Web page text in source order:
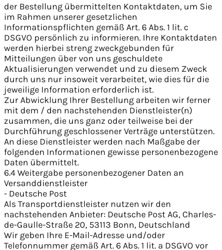
der Bestellung übermittelten Kontaktdaten, um Sie
im Rahmen unserer gesetzlichen
Informationspflichten gemäß Art. 6 Abs. 1 lit. c
DSGVO persönlich zu informieren. Ihre Kontaktdaten
werden hierbei streng zweckgebunden für
Mitteilungen über von uns geschuldete
Aktualisierungen verwendet und zu diesem Zweck
durch uns nur insoweit verarbeitet, wie dies für die
jeweilige Information erforderlich ist.
Zur Abwicklung Ihrer Bestellung arbeiten wir ferner
mit dem / den nachstehenden Dienstleister(n)
zusammen, die uns ganz oder teilweise bei der
Durchführung geschlossener Verträge unterstützen.
An diese Dienstleister werden nach Maßgabe der
folgenden Informationen gewisse personenbezogene
Daten übermittelt.
6.4 Weitergabe personenbezogener Daten an
Versanddienstleister
- Deutsche Post
Als Transportdienstleister nutzen wir den
nachstehenden Anbieter: Deutsche Post AG, Charles-
de-Gaulle-Straße 20, 53113 Bonn, Deutschland
Wir geben Ihre E-Mail-Adresse und/oder
Telefonnummer gemäß Art. 6 Abs. 1 lit. a DSGVO vor